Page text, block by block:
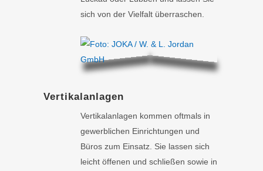
sich von der Vielfalt überraschen.
Vertikalanlagen
Vertikalanlagen kommen oftmals in
gewerblichen Einrichtungen und
Büros zum Einsatz. Sie lassen sich
leicht öffenen und schließen sowie in